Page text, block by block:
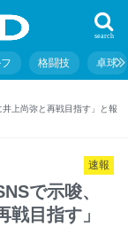
search
格闘技 卓球
上尚弥と再戦目指す」と報
速報
で示唆、
目指す」